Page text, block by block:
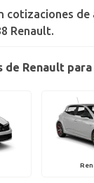
cotizaciones
Renault.
de Renault